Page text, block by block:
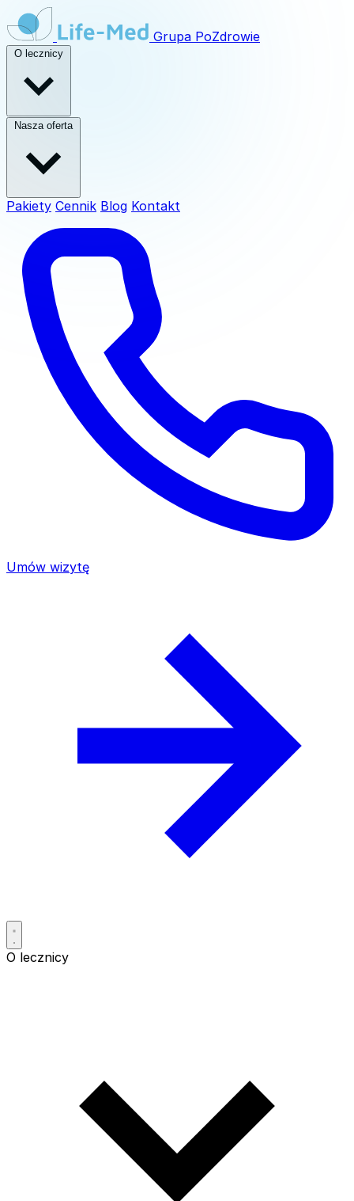
Grupa PoZdrowie
O lecznicy
Nasza oferta
Pakiety Cennik Blog Kontakt
Umów wizytę
O lecznicy